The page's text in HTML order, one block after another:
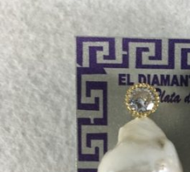
ESOTERISMO FÓSILES
MINERALES